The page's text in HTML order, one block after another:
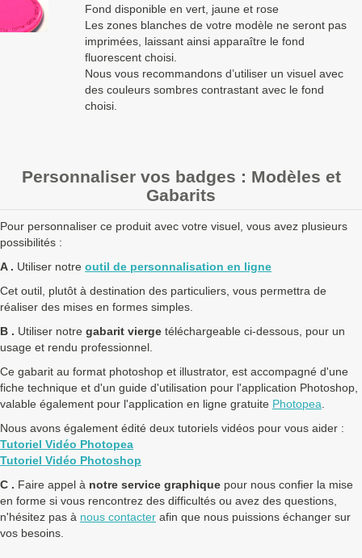
Fond disponible en vert, jaune et rose
Les zones blanches de votre modèle ne seront pas
imprimées, laissant ainsi apparaître le fond
fluorescent choisi.
Nous vous recommandons d’utiliser un visuel avec
des couleurs sombres contrastant avec le fond
choisi.
Personnaliser vos badges : Modèles et
Gabarits
Pour personnaliser ce produit avec votre visuel, vous avez plusieurs
possibilités :
A . Utiliser notre outil de personnalisation en ligne
Cet outil, plutôt à destination des particuliers, vous permettra de
réaliser des mises en formes simples.
B . Utiliser notre gabarit vierge téléchargeable ci-dessous, pour un
usage et rendu professionnel.
Ce gabarit au format photoshop et illustrator, est accompagné d'une
fiche technique et d'un guide d'utilisation pour l'application Photoshop,
valable également pour l'application en ligne gratuite Photopea
Nous avons également édité deux tutoriels vidéos pour vous aider :
Tutoriel Vidéo Photopea
Tutoriel Vidéo Photoshop
C . Faire appel à notre service graphique pour nous confier la mise
en forme si vous rencontrez des difficultés ou avez des questions,
n'hésitez pas à nous contacter afin que nous puissions échanger sur
vos besoins.